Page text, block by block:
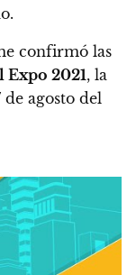
.
confirmó las
2021, la
de agosto del